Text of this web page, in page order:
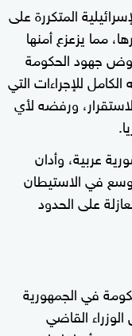
المتكررة على
مما يزعزع أمنها
جهود الحكومة
للإجراءات التي
ورفضه لأي
عربية، وأدان
في الاستيطان
على الحدود
في الجمهورية
القاضي